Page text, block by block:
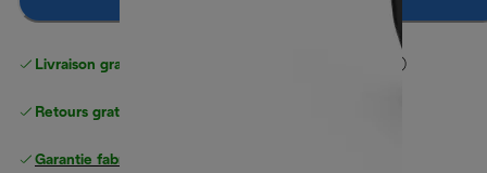
Livraison gratuite standard
Retours gratuits
Garantie fabricant complète